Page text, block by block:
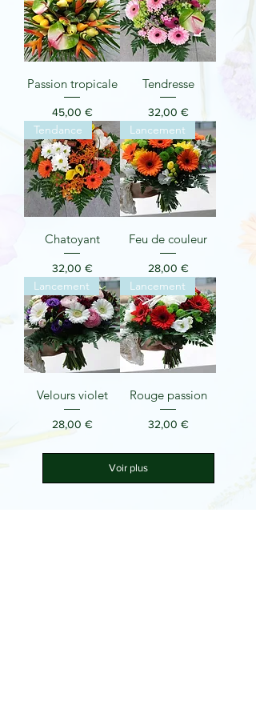
Passion tropicale
Prix
45,00 €
Tendresse
Prix
32,00 €
Tendance
Chatoyant
Prix
32,00 €
Lancement
Feu de couleur
Prix
28,00 €
Lancement
Velours violet
Prix
28,00 €
Lancement
Rouge passion
Prix
32,00 €
Voir plus